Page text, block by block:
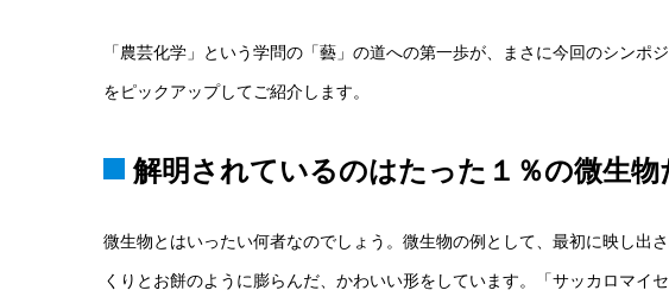
「農芸化学」という学問の「藝」の道への第一歩が、まさに今回のシン
をピックアップしてご紹介します。
解明されているのはたった１％の微生物
微生物とはいったい何者なのでしょう。微生物の例として、最初に映し出
くりとお餅のように膨らんだ、かわいい形をしています。「サッカロマイ